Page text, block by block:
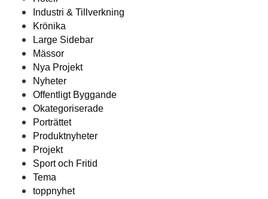
Industri & Tillverkning
Krönika
Large Sidebar
Mässor
Nya Projekt
Nyheter
Offentligt Byggande
Okategoriserade
Porträttet
Produktnyheter
Projekt
Sport och Fritid
Tema
toppnyhet